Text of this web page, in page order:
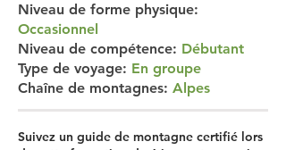
Niveau de forme physique:
Occasionnel
Niveau de compétence: Débutant
Type de voyage: En groupe
Chaîne de montagnes: Alpes
Suivez un guide de montagne certifié lors